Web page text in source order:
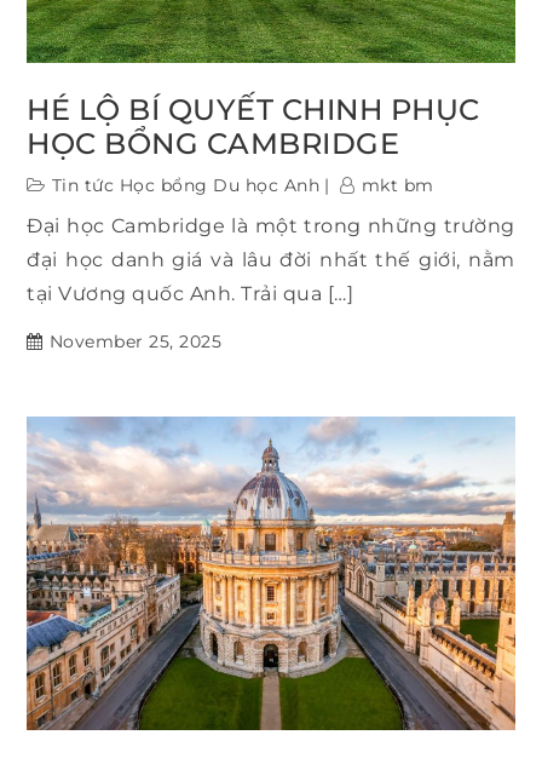
HÉ LỘ BÍ QUYẾT CHINH PHỤC
HỌC BỔNG CAMBRIDGE
Tin tức Học bổng Du học Anh mkt bm
Đại học Cambridge là một trong những trường
đại học danh giá và lâu đời nhất thế giới, nằm
tại Vương quốc Anh. Trải qua […]
November 25, 2025